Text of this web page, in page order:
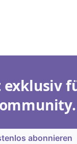
abonnieren